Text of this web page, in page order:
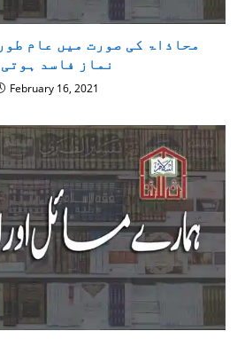
محاذاۃ کی صورت میں عام
نماز فاسد
February 16, 2021